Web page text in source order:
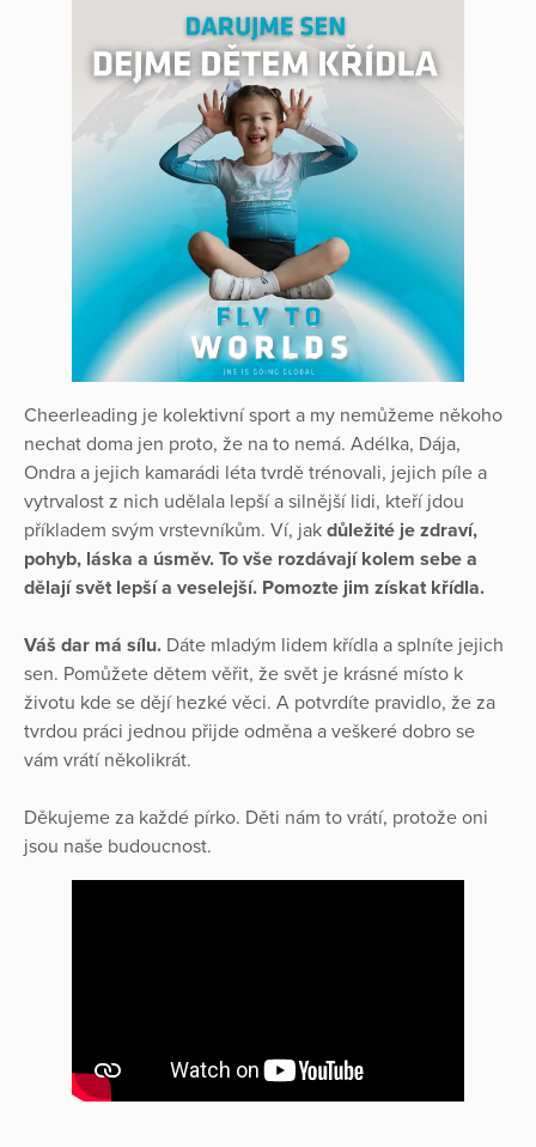
Cheerleading je kolektivní sport a my nemůžeme někoho
nechat doma jen proto, že na to nemá. Adélka, Dája,
Ondra a jejich kamarádi léta tvrdě trénovali, jejich píle a
vytrvalost z nich udělala lepší a silnější lidi, kteří jdou
příkladem svým vrstevníkům. Ví, jak důležité je zdraví,
pohyb, láska a úsměv. To vše rozdávají kolem sebe a
dělají svět lepší a veselejší. Pomozte jim získat křídla.
Váš dar má sílu. Dáte mladým lidem křídla a splníte jejich
sen. Pomůžete dětem věřit, že svět je krásné místo k
životu kde se dějí hezké věci. A potvrdíte pravidlo, že za
tvrdou práci jednou přijde odměna a veškeré dobro se
vám vrátí několikrát.
Děkujeme za každé pírko. Děti nám to vrátí, protože oni
jsou naše budoucnost.